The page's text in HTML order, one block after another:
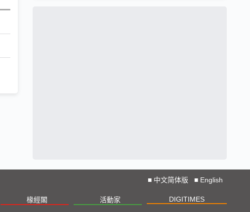
■ 中文简体版 ■ English
椽經閣 活動家 DIGITIMES